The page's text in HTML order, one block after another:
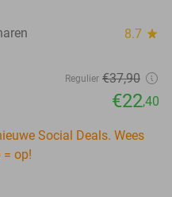
8.7 star
Regulier €37,90
€22,40
Social Deals. Wees
= op!